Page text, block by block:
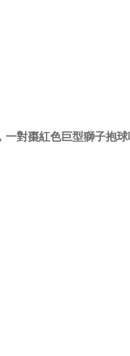
對棗紅色巨型獅子抱